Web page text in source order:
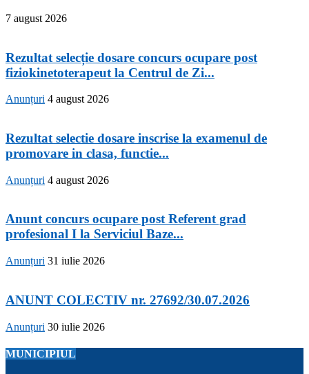
7 august 2026
Rezultat selecție dosare concurs ocupare post
fiziokinetoterapeut la Centrul de Zi...
Anunțuri 4 august 2026
Rezultat selectie dosare inscrise la examenul de
promovare in clasa, functie...
Anunțuri 4 august 2026
Anunt concurs ocupare post Referent grad
profesional I la Serviciul Baze...
Anunțuri 31 iulie 2026
ANUNT COLECTIV nr. 27692/30.07.2026
Anunțuri 30 iulie 2026
MUNICIPIUL